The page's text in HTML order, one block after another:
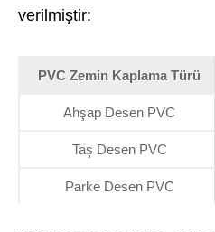
verilmiştir:
PVC Zemin Kaplama Türü
Ahşap Desen PVC
Taş Desen PVC
Parke Desen PVC